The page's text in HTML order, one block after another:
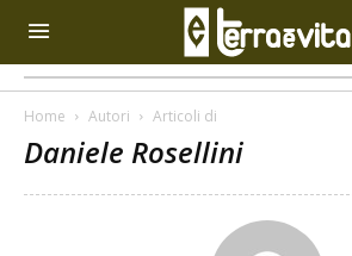
Home Autori Articoli di
Daniele Rosellini